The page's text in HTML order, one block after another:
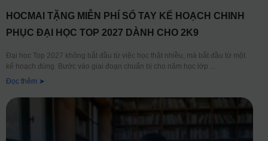
HOCMAI TẶNG MIỄN PHÍ SỔ TAY KẾ HOẠCH CHINH
PHỤC ĐẠI HỌC TOP 2027 DÀNH CHO 2K9
Đại học Top 2027 không bắt đầu từ việc học thật nhiều, mà bắt đầu từ một
kế hoạch đúng. Bước vào giai đoạn chuẩn bị cho năm học lớp
Đọc thêm ➤